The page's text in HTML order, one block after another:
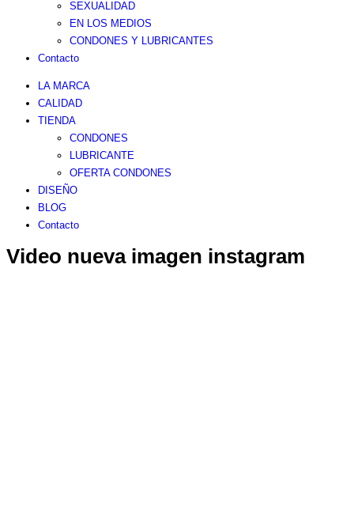
SEXUALIDAD
EN LOS MEDIOS
CONDONES Y LUBRICANTES
Contacto
LA MARCA
CALIDAD
TIENDA
CONDONES
LUBRICANTE
OFERTA CONDONES
DISEÑO
BLOG
Contacto
Video nueva imagen instagram